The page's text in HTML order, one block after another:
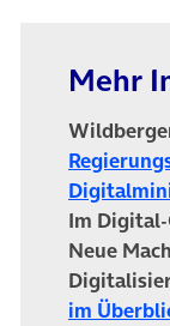
Mehr
Im
Neue
im